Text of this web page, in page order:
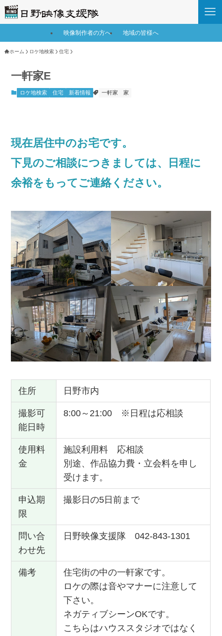
映像制作者の方へ 地域の皆様へ
ホーム ロケ地検索 住宅
一軒家E
ロケ地検索 住宅 新着情報 一軒家 家
現在居住中のお宅です。
下見のご相談につきましては、日程に
余裕をもってご連絡ください。
住所 日野市内
撮影可
能日時
8:00～21:00 ※日程は応相談
使用料
金
施設利用料 応相談
別途、作品協力費・立会料を申し
受けます。
申込期
限
撮影日の5日前まで
問い合
わせ先
日野映像支援隊 042-843-1301
備考
住宅街の中の一軒家です。
ロケの際は音やマナーに注意して
下さい。
ネガティブシーンOKです。
こちらはハウススタジオではなく